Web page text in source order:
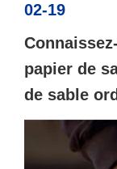
02-19
papier de
de sable